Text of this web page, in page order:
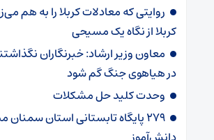
روایتی که معادلات کربلا را به هم
کربلا از نگاه یک مسیحی
معاون وزیر ارشاد: خبرنگاران
در هیاهوی جنگ گم شود
وحدت کلید حل مشکلات